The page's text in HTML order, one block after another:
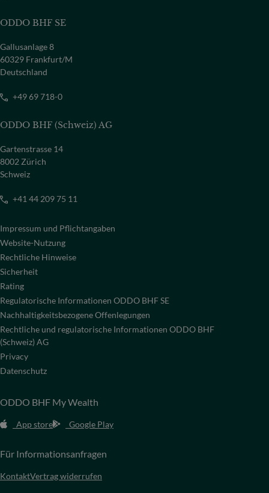
ODDO BHF SE
Gallusanlage 8
60329 Frankfurt/M
Deutschland
+49 69 718-0
ODDO BHF (Schweiz) AG
Gartenstrasse 14
8002 Zürich
Schweiz
+41 44 209 75 11
Impressum und Pflichtangaben
Website-Nutzung
Rechtliche Hinweise
Sicherheit
Rating
Regulatorische Informationen ODDO BHF SE
Nachhaltigkeitsbezogene Offenlegungen
Rechtliche und regulatorische Informationen ODDO BHF
(Schweiz) AG
Privacy
Datenschutz
ODDO BHF My Wealth
App store Google Play
Für Informationsanfragen
KontaktVertrag widerrufen